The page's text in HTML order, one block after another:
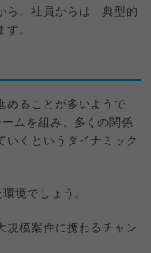
ら、社員からは「典型的
す。
めることが多いようで
ムを組み、多くの関係
いくというダイナミック
境でしょう。
規模案件に携わるチャン